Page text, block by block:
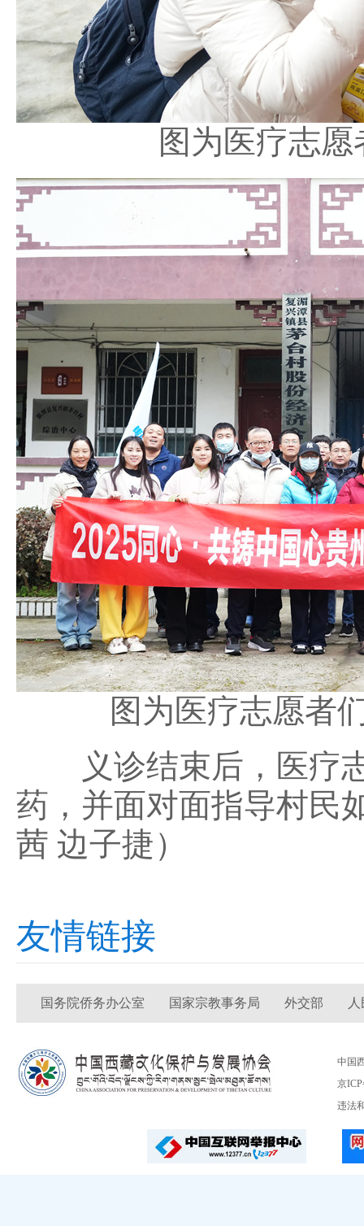
图为医疗志
图为医疗志愿者
义诊结束后，医疗志
药，并面对面指导村民
茜 边子捷）
友情链接
国务院侨务办公室 国家宗教事务局 外交部
中国
京ICP
违法